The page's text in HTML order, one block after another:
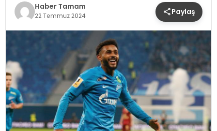
SAĞLIK
EKONOMI
MAGAZIN
SIYASET
EĞITIM
Haber Tamam
22 Temmuz 2024 Paylaş